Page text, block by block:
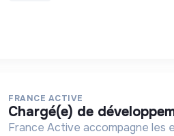
FRANCE ACTIVE
chargé(e) de
France Active accompagne les